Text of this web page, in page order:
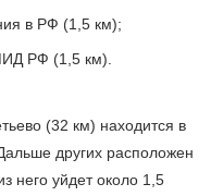
в РФ (1,5 км);
РФ (1,5 км).
(32 км) находится в
других расположен
него уйдет около 1,5